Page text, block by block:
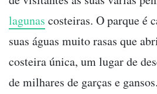
lagunas costeiras. O parque é
suas águas muito rasas que
costeira única, um lugar de
de milhares de garças e